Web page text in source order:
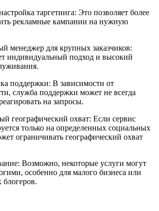
таргетинга: Это позволяет более
рекламные кампании на нужную
менеджер для крупных заказчиков:
индивидуальный подход и высокий
поддержки: В зависимости от
служба поддержки может не всегда
на запросы.
географический охват: Если сервис
только на определенных социальных
ограничивать географический охват
Возможно, некоторые услуги могут
особенно для малого бизнеса или